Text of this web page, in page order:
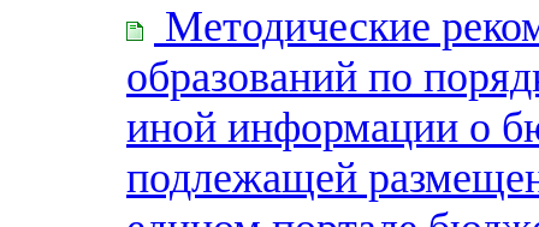
Методические
образований по
иной информации о
подлежащей